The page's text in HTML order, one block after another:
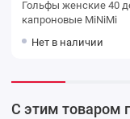
Гольфы женские 40 ден
капроновые MiNiMi
Нет в наличии
С этим товаром